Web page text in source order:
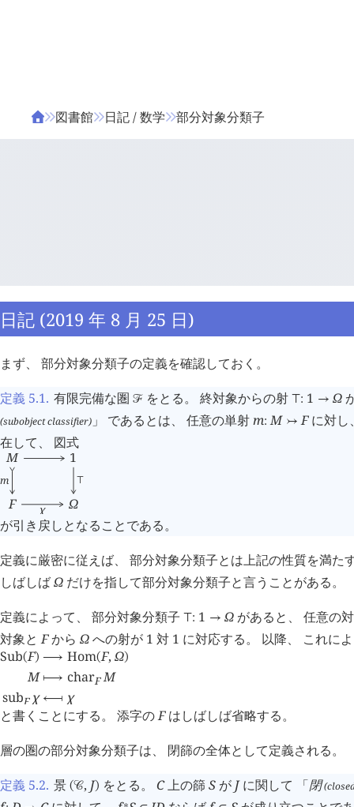
図書館 日記 / 数学 部分対象分類子
日記 (2019 年 8 月 25 日)
まず、 部分対象分類子の定義を確認しておく。
定義 5.1. 有限完備な圏 󰒝 をとる。 終対象からの射 : 1 → Ω
(subobject classifier) 」 であるとは、 任意の単射m: M ↣ Fに対し
在して、 図式
M
1
F Ω
m
χ
が引き戻しとなることである。
定義に厳密に従えば、 部分対象分類子とは上記の性質を満た
しばしばΩ だけを指して部分対象分類子と言うことがある。
定義によって、 部分対象分類子
⊤ : 1 → Ω があると、 任意の
対象とFから Ωへの射が 1 対 1 に対応する。 以降、 これに
Sub(F) ⟶ Hom(F, Ω)
M ⟼ charFM
subF χ ⟻ χ
と書くことにする。 添字のFはしばしば省略する。
層の圏の部分対象分類子は、 閉篩の全体として定義される。
定義 5.2. 景 (󰒚, J) をとる。C上の篩S が Jに関して 「閉
∗